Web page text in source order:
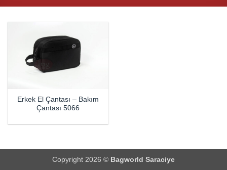
Erkek El Çantası – Bakım
Çantası 5066
Copyright 2026 © Bagworld Saraciye